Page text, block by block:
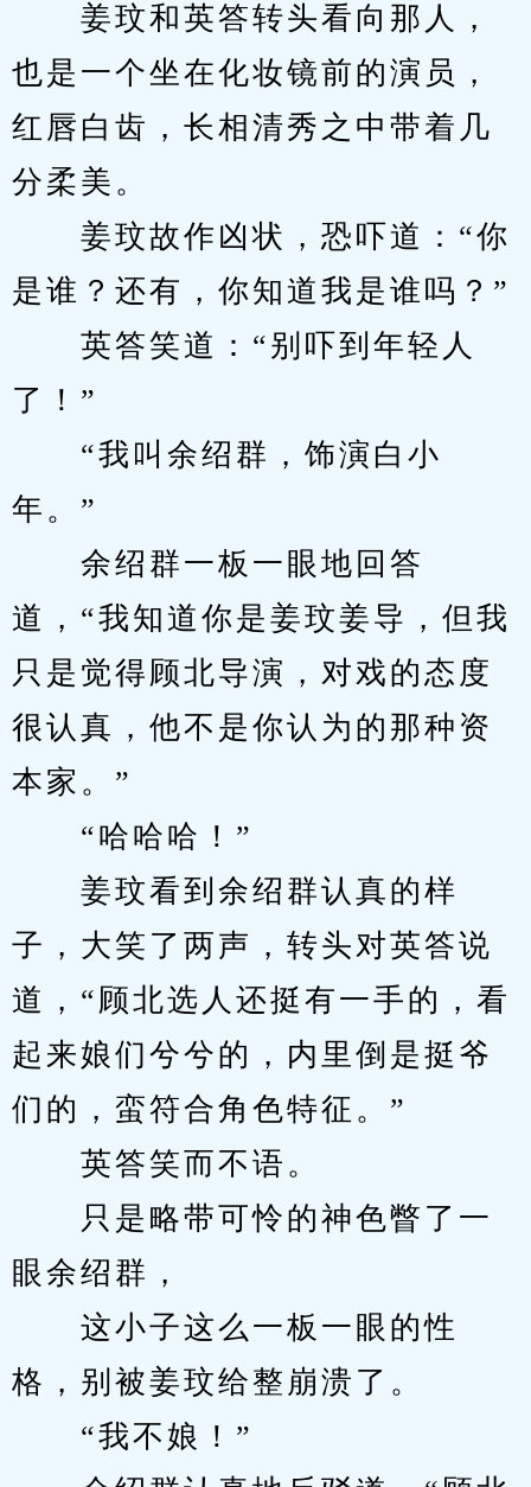
姜玟和英答转头看向那人，
也是一个坐在化妆镜前的演员，
红唇白齿，长相清秀之中带着几
分柔美。
姜玟故作凶状，恐吓道：“你
是谁？还有，你知道我是谁吗？”
英答笑道：“别吓到年轻人
了！”
“我叫余绍群，饰演白小
年。”
余绍群一板一眼地回答
道，“我知道你是姜玟姜导，但我
只是觉得顾北导演，对戏的态度
很认真，他不是你认为的那种资
本家。”
“哈哈哈！”
姜玟看到余绍群认真的样
子，大笑了两声，转头对英答说
道，“顾北选人还挺有一手的，看
起来娘们兮兮的，内里倒是挺爷
们的，蛮符合角色特征。”
英答笑而不语。
只是略带可怜的神色瞥了一
眼余绍群，
这小子这么一板一眼的性
格，别被姜玟给整崩溃了。
“我不娘！”